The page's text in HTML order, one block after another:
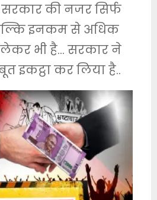
सरकार की नजर सिर्फ
बल्कि इनकम से अधिक
लेकर भी है… सरकार ने
इकट्ठा कर लिया है..